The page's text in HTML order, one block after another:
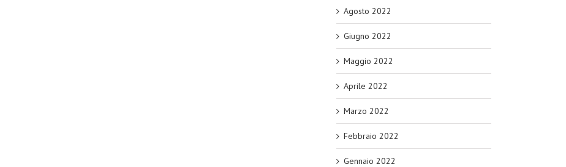
Agosto 2022
Giugno 2022
Maggio 2022
Aprile 2022
Marzo 2022
Febbraio 2022
Gennaio 2022